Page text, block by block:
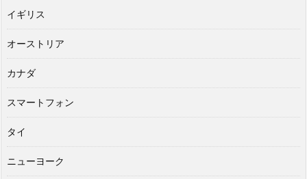
イギリス
オーストリア
カナダ
スマートフォン
タイ
ニューヨーク